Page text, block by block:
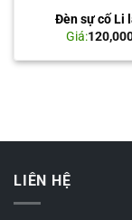
Đèn sự cố Li
Giá:
LIÊN HỆ